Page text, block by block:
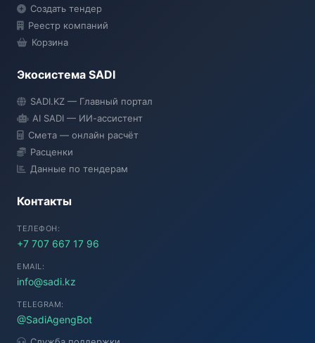
Создать тендер
Реестр компаний
Корзина
Экосистема SADI
SADI.KZ — Главный портал
AI SADI — ИИ-ассистент
Смета — онлайн расчёт
Расценки
Данные по тендерам
Контакты
ТЕЛЕФОН:
+7 707 667 17 96
EMAIL:
info@sadi.kz
TELEGRAM:
@SadiAgengBot
● Подключение...